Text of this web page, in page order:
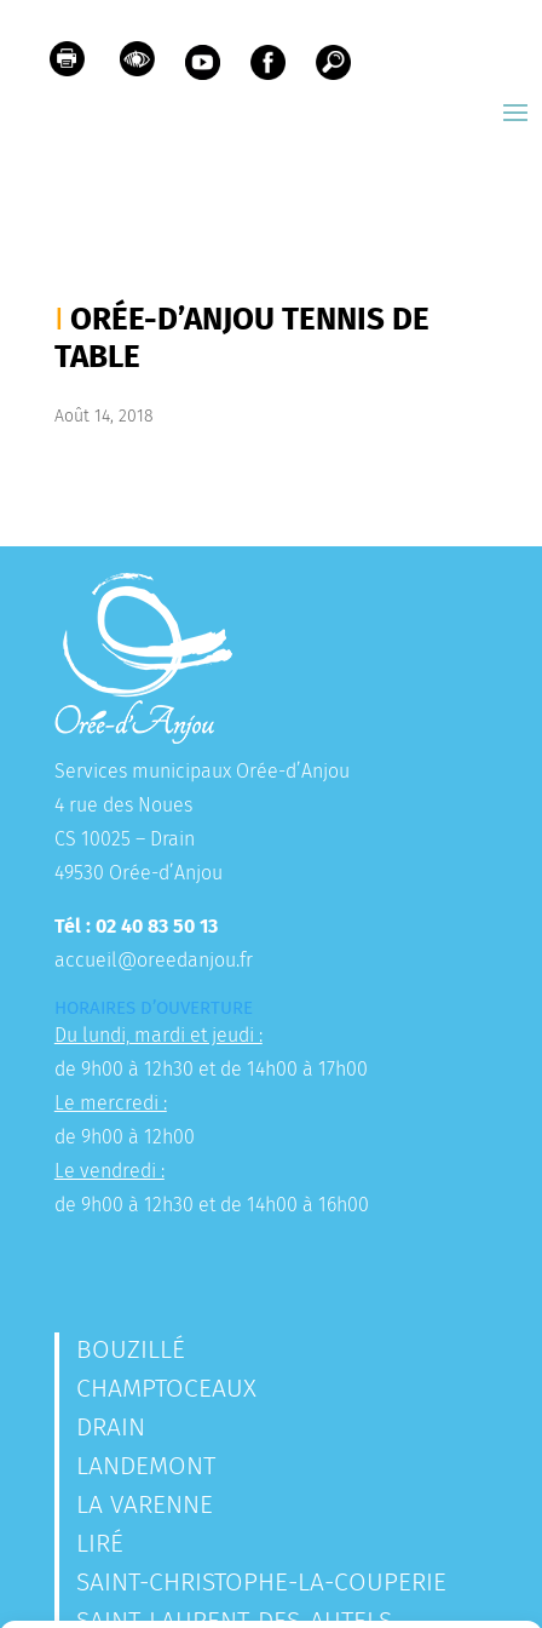
ORÉE-D’ANJOU TENNIS DE
TABLE
Août 14, 2018
Services municipaux Orée-d’Anjou
4 rue des Noues
CS 10025 – Drain
49530 Orée-d’Anjou
Tél : 02 40 83 50 13
accueil@oreedanjou.fr
HORAIRES D’OUVERTURE
Du lundi, mardi et jeudi :
de 9h00 à 12h30 et de 14h00 à 17h00
Le mercredi :
de 9h00 à 12h00
Le vendredi :
de 9h00 à 12h30 et de 14h00 à 16h00
BOUZILLÉ
CHAMPTOCEAUX
DRAIN
LANDEMONT
LA VARENNE
LIRÉ
SAINT-CHRISTOPHE-LA-COUPERIE
SAINT-LAURENT-DES-AUTELS